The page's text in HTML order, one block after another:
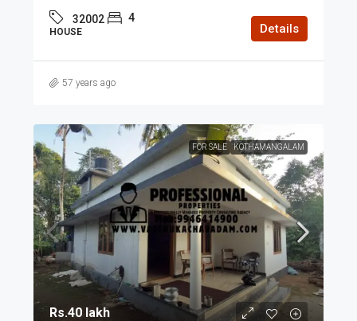
32002 4
HOUSE Details
57 years ago
FOR SALE KOTHAMANGALAM
Rs.40 lakh